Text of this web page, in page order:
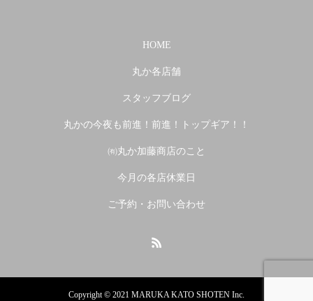
HOME
丸か各店舗
スタッフブログ
丸かの今夜も前進！前進！トップギア！！
㈲丸か加藤商店のこと
今月の各店休業日
ご予約・お問い合わせ
Copyright © 2021 MARUKA KATO SHOTEN Inc.